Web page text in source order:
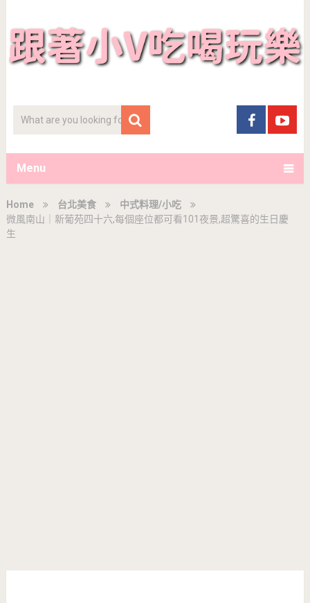
Menu
Home 台北美食
中式料理/小吃
微風南山｜新葡苑四十六,每個座位都可看101夜景,超驚喜的生日慶
生